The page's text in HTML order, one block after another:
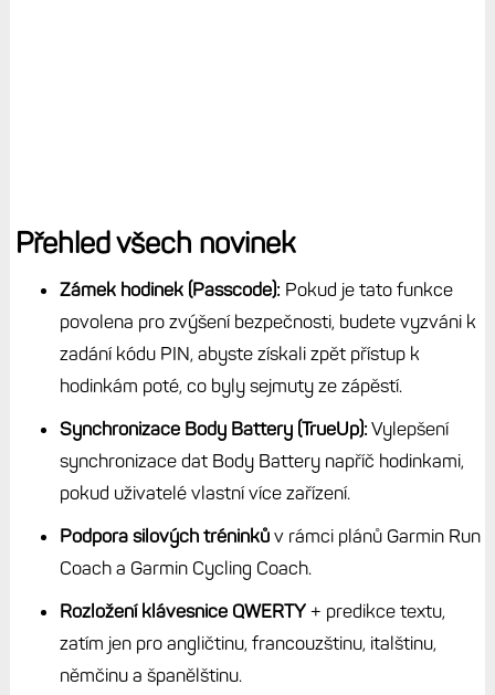
Přehled všech novinek
Zámek hodinek (Passcode): Pokud je tato funkce
povolena pro zvýšení bezpečnosti, budete vyzváni k
zadání kódu PIN, abyste získali zpět přístup k
hodinkám poté, co byly sejmuty ze zápěstí.
Synchronizace Body Battery (TrueUp): Vylepšení
synchronizace dat Body Battery napříč hodinkami,
pokud uživatelé vlastní více zařízení.
Podpora silových tréninkův rámci plánů Garmin Run
Coach a Garmin Cycling Coach.
Rozložení klávesnice QWERTY+ predikce textu,
zatím jen pro angličtinu, francouzštinu, italštinu,
němčinu a španělštinu.